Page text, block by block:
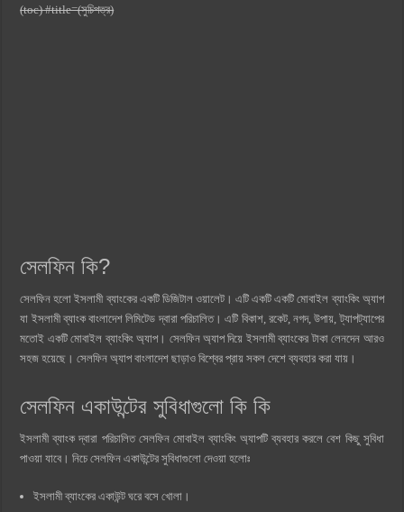
(toc) #title=(সুচিপত্র)
সেলফিন কি?
সেলফিন হলো ইসলামী ব্যাংকের একটি ডিজিটাল ওয়ালেট। এটি একটি একটি মোবাইল ব্যাংকিং অ্যাপ
যা ইসলামী ব্যাংক বাংলাদেশ লিমিটেড দ্বারা পরিচালিত। এটি বিকাশ, রকেট, নগদ, উপায়, ট্যাপট্যাপের
মতোই একটি মোবাইল ব্যাংকিং অ্যাপ। সেলফিন অ্যাপ দিয়ে ইসলামী ব্যাংকের টাকা লেনদেন আরও
সহজ হয়েছে। সেলফিন অ্যাপ বাংলাদেশ ছাড়াও বিশ্বের প্রায় সকল দেশে ব্যবহার করা যায়।
সেলফিন একাউন্টের সুবিধাগুলো কি কি
ইসলামী ব্যাংক দ্বারা পরিচালিত সেলফিন মোবাইল ব্যাংকিং অ্যাপটি ব্যবহার করলে বেশ কিছু সুবিধা
পাওয়া যাবে। নিচে সেলফিন একাউন্টের সুবিধাগুলো দেওয়া হলোঃ
ইসলামী ব্যাংকের একাউন্ট ঘরে বসে খোলা।